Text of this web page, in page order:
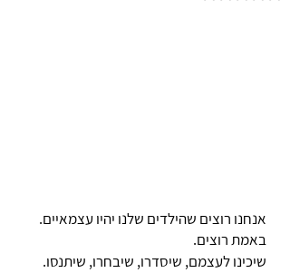
אנחנו רוצים שהילדים שלנו יהיו עצמאיים.
באמת רוצים.
שיכינו לעצמם, שיסדרו, שיבחרו, שיתנסו.